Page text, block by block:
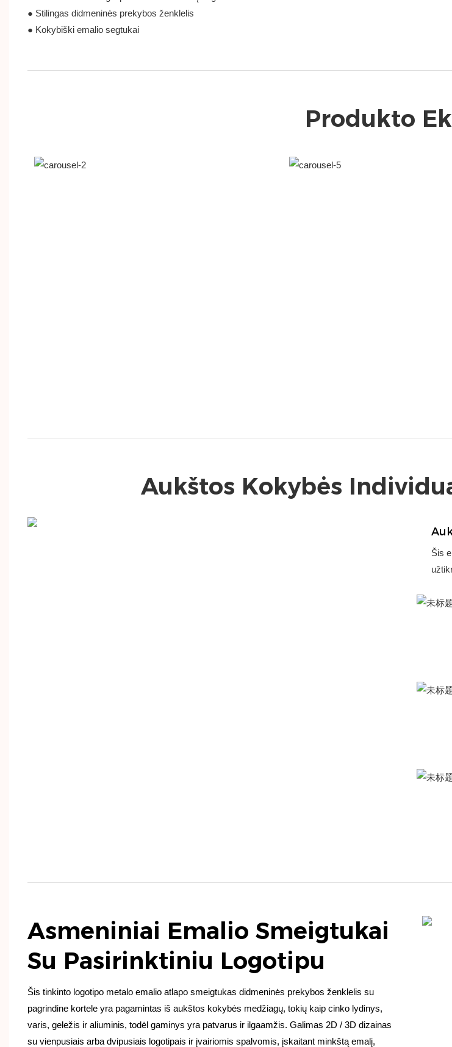
● Stilingas didmeninės prekybos ženklelis
● Kokybiški emalio segtukai
Produkto
Aukštos Kokybės
Šis
Asmeniniai Emalio Smeigtukai
Su Pasirinktiniu Logotipu
Šis tinkinto logotipo metalo emalio atlapo smeigtukas didmeninės prekybos ženklelis su
pagrindine kortele yra pagamintas iš aukštos kokybės medžiagų, tokių kaip cinko lydinys,
varis, geležis ir aliuminis, todėl gaminys yra patvarus ir ilgaamžis. Galimas 2D / 3D dizainas
su vienpusiais arba dvipusiais logotipais ir įvairiomis spalvomis, įskaitant minkštą emalį,